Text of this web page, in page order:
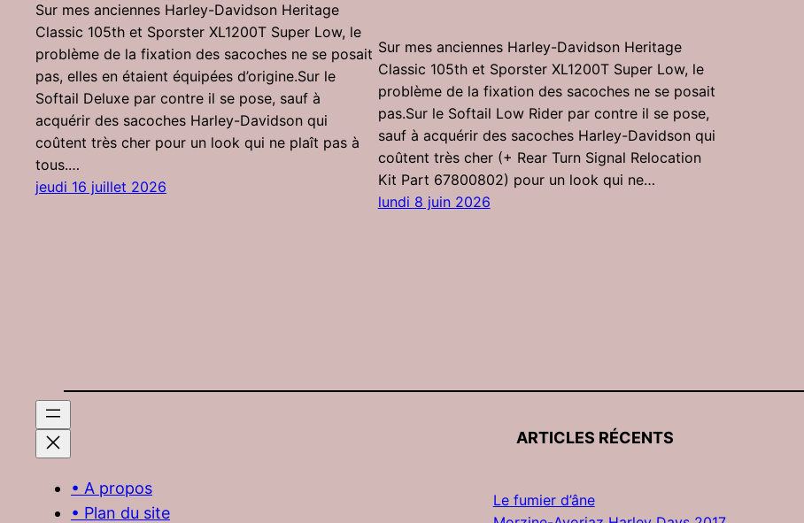
Sur mes anciennes Harley-Davidson Heritage
Classic 105th et Sporster XL1200T Super Low, le
problème de la fixation des sacoches ne se posait
pas, elles en étaient équipées d’origine.Sur le
Softail Deluxe par contre il se pose, sauf à
acquérir des sacoches Harley-Davidson qui
coûtent très cher pour un look qui ne plaît pas à
tous.…
jeudi 16 juillet 2026
Sur mes anciennes Harley-Davidson Heritage
Classic 105th et Sporster XL1200T Super Low, le
problème de la fixation des sacoches ne se posait
pas.Sur le Softail Low Rider par contre il se pose,
sauf à acquérir des sacoches Harley-Davidson qui
coûtent très cher (+ Rear Turn Signal Relocation
Kit Part 67800802) pour un look qui ne…
lundi 8 juin 2026
• A propos
• Plan du site
ARTICLES RÉCENTS
Le fumier d’âne